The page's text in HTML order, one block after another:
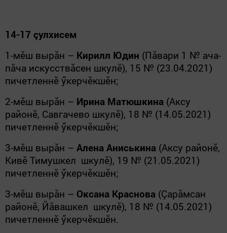
14-17 çулхисем
1-мӗш вырăн – Кирилл Юдин (Пăвари 1 № ача-
пăча искусствăсен шкулӗ), 15 № (23.04.2021)
пичетленнӗ ӳкерчӗкшӗн;
2-мӗш вырăн – Ирина Матюшкина (Аксу
районӗ, Савгачево шкулӗ), 18 № (14.05.2021)
пичетленнӗ ӳкерчӗкшӗн;
3-мӗш вырăн – Алена Аниськина (Аксу районӗ,
Кивӗ Тимушкел шкулӗ), 19 № (21.05.2021)
пичетленнӗ ӳкерчӗкшӗн;
3-мӗш вырăн – Оксана Краснова (Çарăмсан
районӗ, Йăвашкел шкулӗ), 18 № (14.05.2021)
пичетленнӗ ӳкерчӗкшӗн.